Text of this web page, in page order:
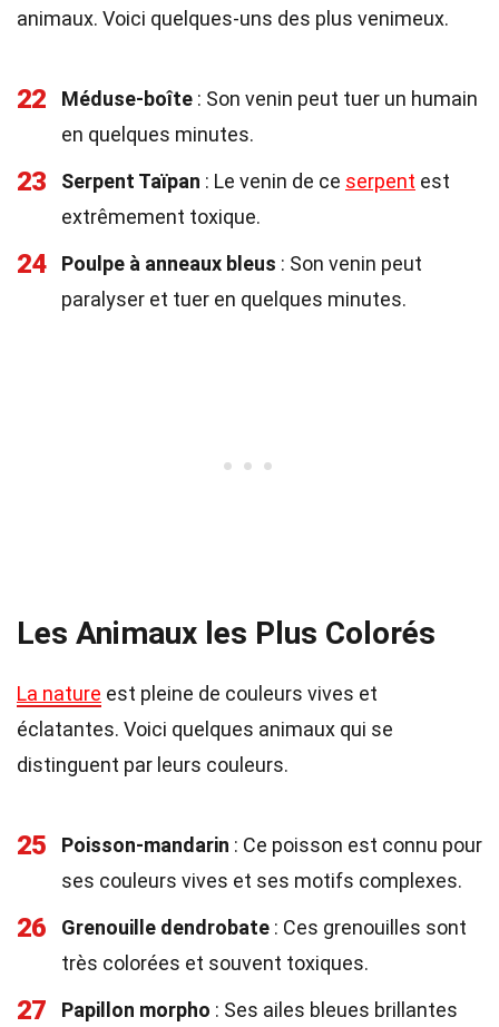
animaux. Voici quelques-uns des plus venimeux.
22 Méduse-boîte : Son venin peut tuer un humain
en quelques minutes.
23 Serpent Taïpan : Le venin de ce serpent est
extrêmement toxique.
24 Poulpe à anneaux bleus : Son venin peut
paralyser et tuer en quelques minutes.
Les Animaux les Plus Colorés
La nature est pleine de couleurs vives et
éclatantes. Voici quelques animaux qui se
distinguent par leurs couleurs.
25 Poisson-mandarin : Ce poisson est connu pour
ses couleurs vives et ses motifs complexes.
26 Grenouille dendrobate : Ces grenouilles sont
très colorées et souvent toxiques.
27 Papillon morpho : Ses ailes bleues brillantes